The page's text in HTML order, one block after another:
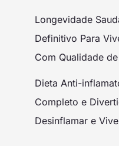
Longevidade
Definitivo Para
Com Qualidade
Dieta Anti-
Completo e
Desinflamar e